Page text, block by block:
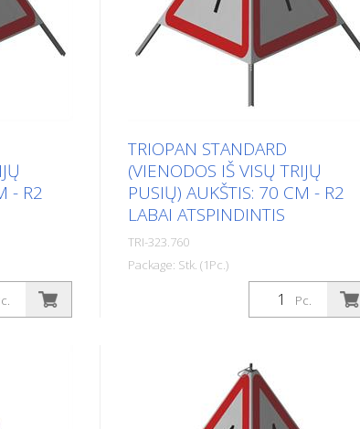
- R2
Aukštis:
fonu ir
TRIOPAN STANDARD
(VIENODOS IŠ VISŲ TRIJŲ
PUSIŲ) AUKŠTIS: 70 CM - R2
LABAI ATSPINDINTIS
TRI-323.760
Package: Stk. (1Pc.)
Apdaila: R2 - labai atspindinti Aukštis:
70 cm Visose lankstymo signalo
Versija su visiškai atspindinčiu fonu ir
skaidriu signaliniu raudonu
įspėjamuoju trikampiu, kad būtų
Pc.